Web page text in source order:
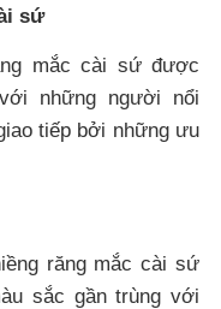
sứ
mắc cài sứ được
những người nổi
tiếp bởi những ưu
răng mắc cài sứ
sắc gần trùng với